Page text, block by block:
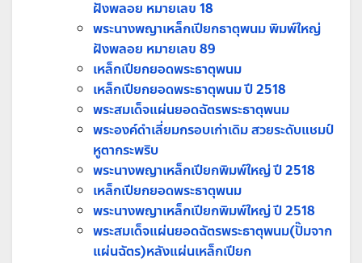
ฝังพลอย หมายเลข 18
พระนางพญาเหล็กเปียกธาตุพนม พิมพ์ใหญ่
ฝังพลอย หมายเลข 89
เหล็กเปียกยอดพระธาตุพนม
เหล็กเปียกยอดพระธาตุพนม ปี 2518
พระสมเด็จแผ่นยอดฉัตรพระธาตุพนม
พระองค์ดำเลี่ยมกรอบเก่าเดิม สวยระดับแชมป์
หูตากระพริบ
พระนางพญาเหล็กเปียกพิมพ์ใหญ่ ปี 2518
เหล็กเปียกยอดพระธาตุพนม
พระนางพญาเหล็กเปียกพิมพ์ใหญ่ ปี 2518
พระสมเด็จแผ่นยอดฉัตรพระธาตุพนม(ปั๊มจาก
แผ่นฉัตร)หลังแผ่นเหล็กเปียก